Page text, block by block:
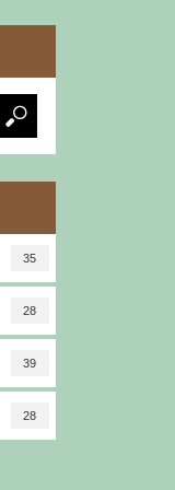
35
28
39
28